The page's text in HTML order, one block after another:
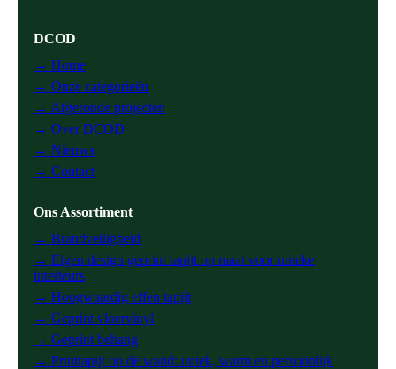
DCOD
→ Home
→ Onze categorieën
→ Afgeronde projecten
→ Over DCOD
→ Nieuws
→ Contact
Ons Assortiment
→ Brandveiligheid
→ Eigen design geprint tapijt op maat voor unieke
interieurs
→ Hoogwaardig effen tapijt
→ Geprint vloervinyl
→ Geprint behang
→ Printtapijt op de wand: uniek, warm en persoonlijk